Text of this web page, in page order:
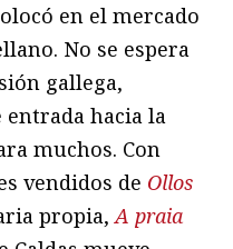
en el mercado
No se espera
gallega,
hacia la
muchos. Con
vendidos de Ollos
propia, A praia